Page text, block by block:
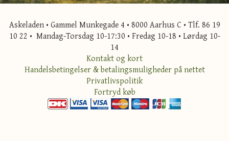
Askeladen • Gammel Munkegade 4 • 8000 Aarhus C • Tlf. 86 19
10 22 • Mandag-Torsdag 10-17:30 • Fredag 10-18 • Lørdag 10-
14
Kontakt og kort
Handelsbetingelser & betalingsmuligheder på nettet
Privatlivspolitik
Fortryd køb